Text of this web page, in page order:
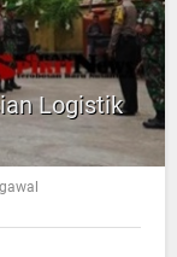
Logistik